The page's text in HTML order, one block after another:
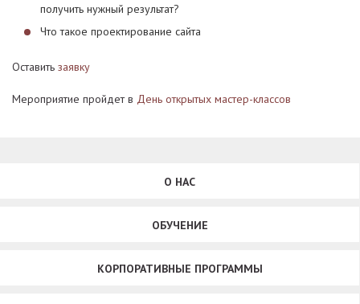
получить нужный результат?
Что такое проектирование сайта
Оставить заявку
Мероприятие пройдет в День открытых мастер-классов
О НАС
ОБУЧЕНИЕ
КОРПОРАТИВНЫЕ ПРОГРАММЫ